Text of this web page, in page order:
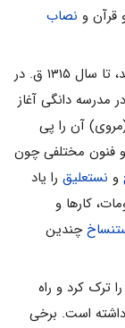
قرآن و نصاب
دانگی آغاز
آن را پی
فنون مختلفی چون
و نستعلیق را یاد
کارها و
چندین
را ترک کرد و راه
داشته است. برخی